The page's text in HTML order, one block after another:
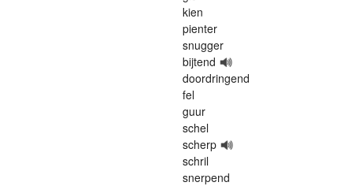
kien
pienter
snugger
bijtend
doordringend
fel
guur
schel
scherp
schril
snerpend